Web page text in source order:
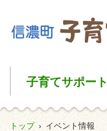
子育てサポート
トップ › イベント情報